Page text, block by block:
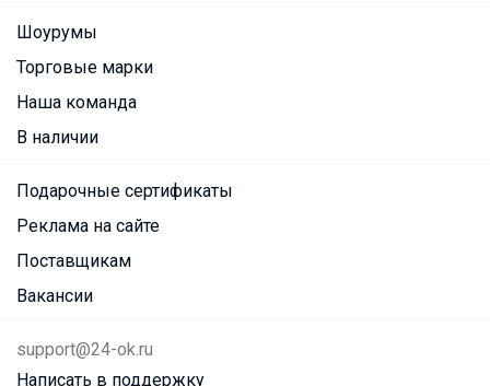
Шоурумы
Торговые марки
Наша команда
В наличии
Подарочные сертификаты
Реклама на сайте
Поставщикам
Вакансии
support@24-ok.ru
Написать в поддержку